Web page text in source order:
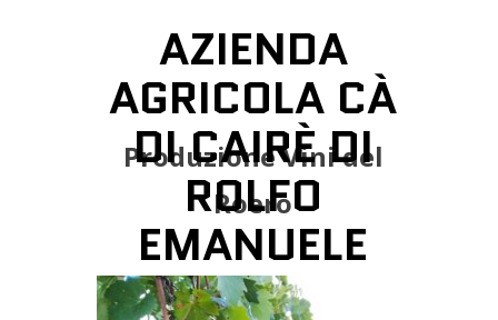
AZIENDA
AGRICOLA CÀ
DI CAIRÈ DI
ROLFO
EMANUELE
Produzione Vini del
Roero